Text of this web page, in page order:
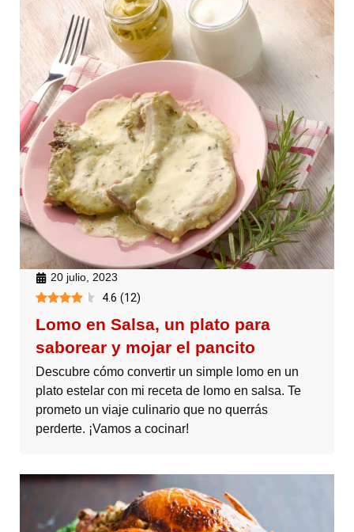
20 julio, 2023
4.6 (12)
Lomo en Salsa, un plato para
saborear y mojar el pancito
Descubre cómo convertir un simple lomo en un
plato estelar con mi receta de lomo en salsa. Te
prometo un viaje culinario que no querrás
perderte. ¡Vamos a cocinar!